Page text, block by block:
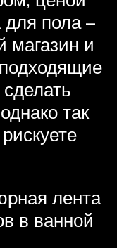
для пола –
магазин и
так
лента
в ванной